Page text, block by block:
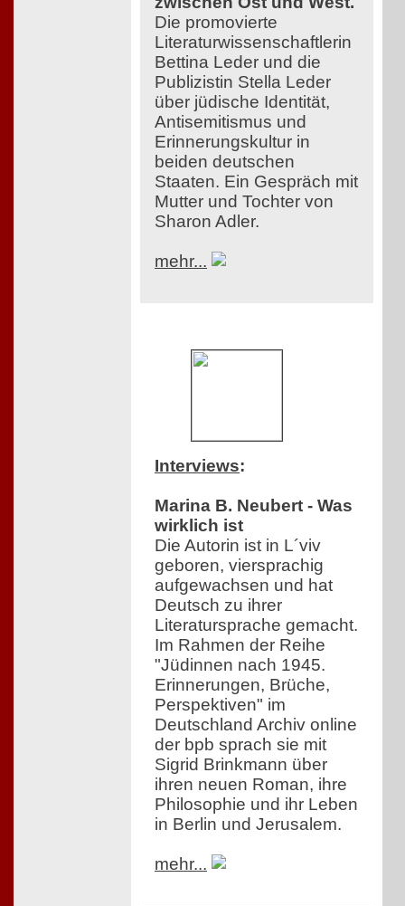
Die promovierte
Literaturwissenschaftlerin
Bettina Leder und die
Publizistin Stella Leder
über jüdische Identität,
Antisemitismus und
Erinnerungskultur in
beiden deutschen
Staaten. Ein Gespräch mit
Mutter und Tochter von
Sharon Adler.
mehr...
Interviews:
Marina B. Neubert - Was
wirklich ist
Die Autorin ist in L´viv
geboren, viersprachig
aufgewachsen und hat
Deutsch zu ihrer
Literatursprache gemacht.
Im Rahmen der Reihe
"Jüdinnen nach 1945.
Erinnerungen, Brüche,
Perspektiven" im
Deutschland Archiv online
der bpb sprach sie mit
Sigrid Brinkmann über
ihren neuen Roman, ihre
Philosophie und ihr Leben
in Berlin und Jerusalem.
mehr...